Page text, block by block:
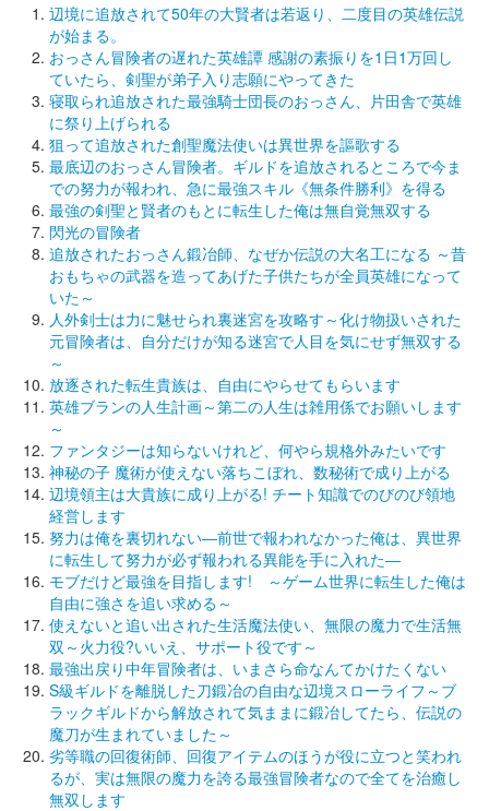
辺境に追放されて50年の大賢者は若返り、二度目の英雄伝説
が始まる。
おっさん冒険者の遅れた英雄譚 感謝の素振りを1日1万回し
ていたら、剣聖が弟子入り志願にやってきた
寝取られ追放された最強騎士団長のおっさん、片田舎で英雄
に祭り上げられる
狙って追放された創聖魔法使いは異世界を謳歌する
最底辺のおっさん冒険者。ギルドを追放されるところで今ま
での努力が報われ、急に最強スキル《無条件勝利》を得る
最強の剣聖と賢者のもとに転生した俺は無自覚無双する
閃光の冒険者
追放されたおっさん鍛冶師、なぜか伝説の大名工になる ～昔
おもちゃの武器を造ってあげた子供たちが全員英雄になって
いた～
人外剣士は力に魅せられ裏迷宮を攻略す～化け物扱いされた
元冒険者は、自分だけが知る迷宮で人目を気にせず無双する
～
放逐された転生貴族は、自由にやらせてもらいます
英雄ブランの人生計画～第二の人生は雑用係でお願いします
～
ファンタジーは知らないけれど、何やら規格外みたいです
神秘の子 魔術が使えない落ちこぼれ、数秘術で成り上がる
辺境領主は大貴族に成り上がる! チート知識でのびのび領地
経営します
努力は俺を裏切れない―前世で報われなかった俺は、異世界
に転生して努力が必ず報われる異能を手に入れた―
モブだけど最強を目指します! ～ゲーム世界に転生した俺は
自由に強さを追い求める～
使えないと追い出された生活魔法使い、無限の魔力で生活無
双～火力役?いいえ、サポート役です～
最強出戻り中年冒険者は、いまさら命なんてかけたくない
S級ギルドを離脱した刀鍛冶の自由な辺境スローライフ～ブ
ラックギルドから解放されて気ままに鍛冶してたら、伝説の
魔刀が生まれていました～
劣等職の回復術師、回復アイテムのほうが役に立つと笑われ
るが、実は無限の魔力を誇る最強冒険者なので全てを治癒し
無双します